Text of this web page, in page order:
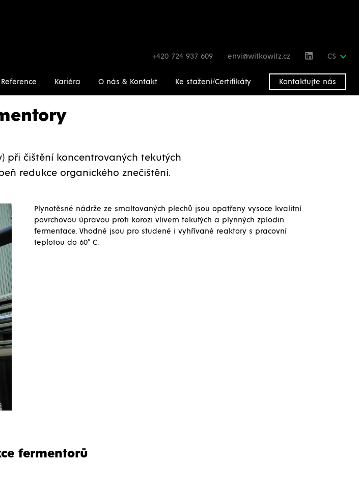
+420 724 937 609 envi@witkowitz.cz CS
Reference Kariéra O nás & Kontakt Ke stažení/Certifikáty Kontaktujte nás
při čištění koncentrovaných tekutých
redukce organického znečištění.
Plynotěsné nádrže ze smaltovaných plechů jsou opatřeny vysoce kvalitní
povrchovou úpravou proti korozi vlivem tekutých a plynných zplodin
fermentace. Vhodné jsou pro studené i vyhřívané reaktory s pracovní
teplotou do 60° C.
fermentorů